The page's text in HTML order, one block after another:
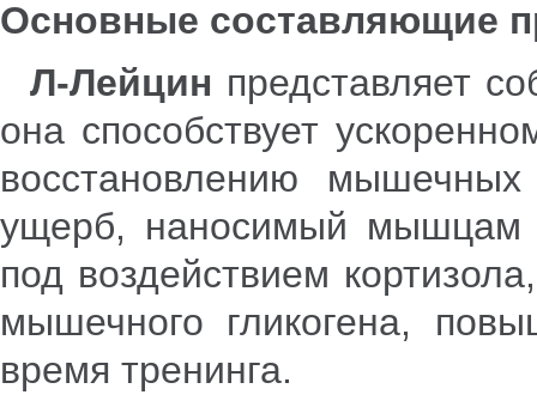
Основные составляющие
Л-Лейцин представляет
она способствует
восстановлению
ущерб, наносимый мышцам
под воздействием
мышечного гликогена,
время тренинга.